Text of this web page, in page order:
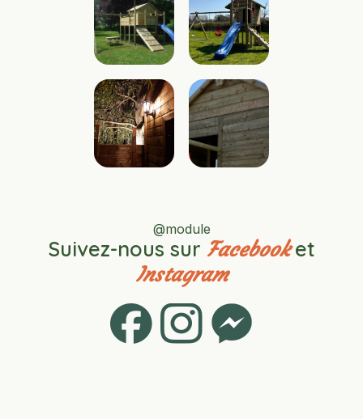
@module
Suivez-nous sur Facebooket
Instagram